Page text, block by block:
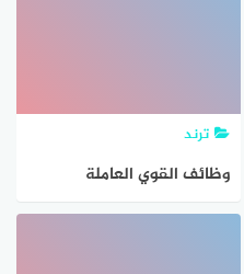
ترند
وظائف القوي العاملة
المصرية عدد 4027 وظيفة